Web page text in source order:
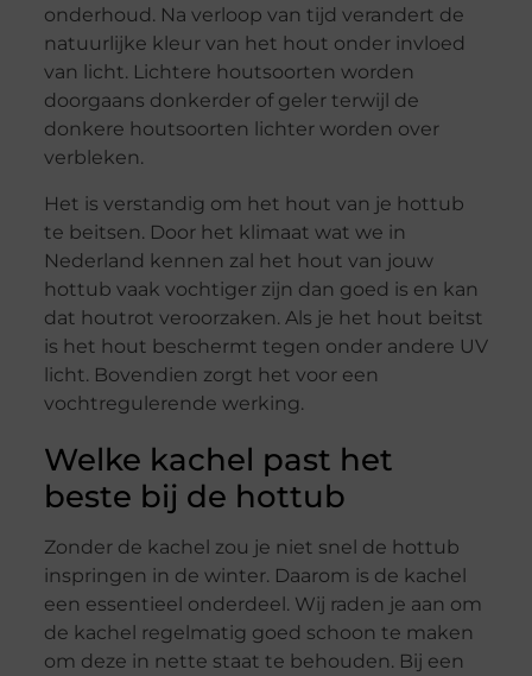
onderhoud. Na verloop van tijd verandert de
natuurlijke kleur van het hout onder invloed
van licht. Lichtere houtsoorten worden
doorgaans donkerder of geler terwijl de
donkere houtsoorten lichter worden over
verbleken.
Het is verstandig om het hout van je hottub
te beitsen. Door het klimaat wat we in
Nederland kennen zal het hout van jouw
hottub vaak vochtiger zijn dan goed is en kan
dat houtrot veroorzaken. Als je het hout beitst
is het hout beschermt tegen onder andere UV
licht. Bovendien zorgt het voor een
vochtregulerende werking.
Welke kachel past het
beste bij de hottub
Zonder de kachel zou je niet snel de hottub
inspringen in de winter. Daarom is de kachel
een essentieel onderdeel. Wij raden je aan om
de kachel regelmatig goed schoon te maken
om deze in nette staat te behouden. Bij een